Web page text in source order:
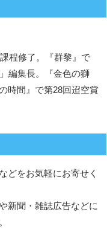
程修了。『群黎』で
編集長。『金色の獅
時間』で第28回迢空賞
どをお気軽にお寄せく
新聞・雑誌広告などに